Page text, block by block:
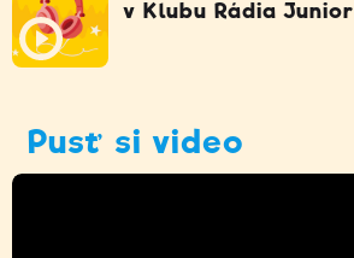
v Klubu Rádia Junior
Pusť si video